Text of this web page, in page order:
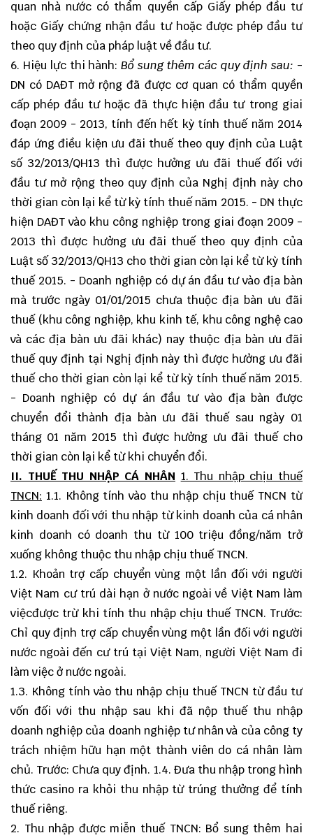
quan nhà nước có thẩm quyền cấp Giấy phép đầu tư
hoặc Giấy chứng nhận đầu tư hoặc được phép đầu tư
theo quy định của pháp luật về đầu tư.
6. Hiệu lực thi hành:Bổ sung thêm các quy định sau: -
DN có DAĐT mở rộng đã được cơ quan có thẩm quyền
cấp phép đầu tư hoặc đã thực hiện đầu tư trong giai
đoạn 2009 - 2013, tính đến hết kỳ tính thuế năm 2014
đáp ứng điều kiện ưu đãi thuế theo quy định của Luật
số 32/2013/QH13 thì được hưởng ưu đãi thuế đối với
đầu tư mở rộng theo quy định của Nghị định này cho
thời gian còn lại kể từ kỳ tính thuế năm 2015. - DN thực
hiện DAĐT vào khu công nghiệp trong giai đoạn 2009 -
2013 thì được hưởng ưu đãi thuế theo quy định của
Luật số 32/2013/QH13 cho thời gian còn lại kể từ kỳ tính
thuế 2015. - Doanh nghiệp có dự án đầu tư vào địa bàn
mà trước ngày 01/01/2015 chưa thuộc địa bàn ưu đãi
thuế (khu công nghiệp, khu kinh tế, khu công nghệ cao
và các địa bàn ưu đãi khác) nay thuộc địa bàn ưu đãi
thuế quy định tại Nghị định này thì được hưởng ưu đãi
thuế cho thời gian còn lại kể từ kỳ tính thuế năm 2015.
- Doanh nghiệp có dự án đầu tư vào địa bàn được
chuyển đổi thành địa bàn ưu đãi thuế sau ngày 01
tháng 01 năm 2015 thì được hưởng ưu đãi thuế cho
thời gian còn lại kể từ khi chuyển đổi.
II. THUẾ THU NHẬP CÁ NHÂN 1. Thu nhập chịu thuế
TNCN: 1.1. Không tính vào thu nhập chịu thuế TNCN từ
kinh doanh đối với thu nhập từ kinh doanh của cá nhân
kinh doanh có doanh thu từ 100 triệu đồng/năm trở
xuống không thuộc thu nhập chịu thuế TNCN.
1.2. Khoản trợ cấp chuyển vùng một lần đối với người
Việt Nam cư trú dài hạn ở nước ngoài về Việt Nam làm
việcđược trừ khi tính thu nhập chịu thuế TNCN. Trước:
Chỉ quy định trợ cấp chuyển vùng một lần đối với người
nước ngoài đến cư trú tại Việt Nam, người Việt Nam đi
làm việc ở nước ngoài.
1.3. Không tính vào thu nhập chịu thuế TNCN từ đầu tư
vốn đối với thu nhập sau khi đã nộp thuế thu nhập
doanh nghiệp của doanh nghiệp tư nhân và của công ty
trách nhiệm hữu hạn một thành viên do cá nhân làm
chủ. Trước: Chưa quy định. 1.4. Đưa thu nhập trong hình
thức casino ra khỏi thu nhập từ trúng thưởng để tính
thuế riêng.
2. Thu nhập được miễn thuế TNCN: Bổ sung thêm hai